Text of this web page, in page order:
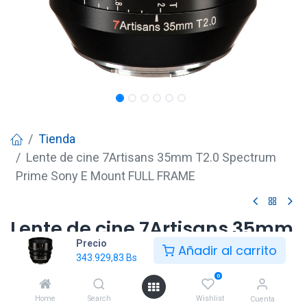
Precio
343.929,83 Bs Añadir al carrito
Home Search
0
Wishlist Cuenta
Tienda
Lente de cine 7Artisans 35mm T2.0 Spectrum
Prime Sony E Mount FULL FRAME
Lente de cine 7Artisans 35mm
T2.0 Spectrum Prime Sony E
Mount FULL FRAME